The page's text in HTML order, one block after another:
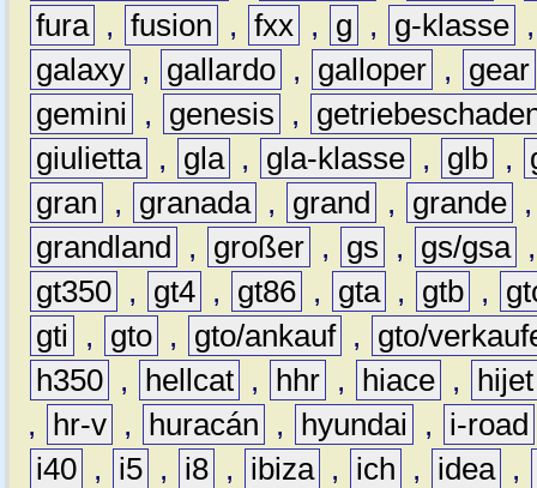
fura , fusion , fxx , g , g-klasse
galaxy , gallardo , galloper ,
gear
gemini
, genesis ,
giulietta , gla , gla-klasse , glb ,
gran
, granada , grand , grande
grandland
, großer , gs , gs/gsa
gt350 , gt4 , gt86 , gta , gtb ,
gti
, gto , gto/ankauf ,
gto/
h350 , hellcat , hhr , hiace ,
hijet
,
hr-v , huracán , hyundai ,
i-road
i40 , i5 , i8 , ibiza , ich , idea ,